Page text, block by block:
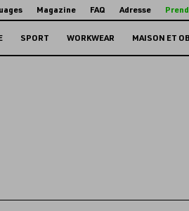
Magazine FAQ Adresse
SPORT WORKWEAR MAISON ET